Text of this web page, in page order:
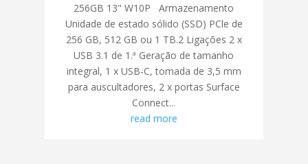
256GB 13" W10P Armazenamento
Unidade de estado sólido (SSD) PCle de
256 GB, 512 GB ou 1 TB.2 Ligações 2 x
USB 3.1 de 1.ª Geração de tamanho
integral, 1 x USB-C, tomada de 3,5 mm
para auscultadores, 2 x portas Surface
Connect...
read more